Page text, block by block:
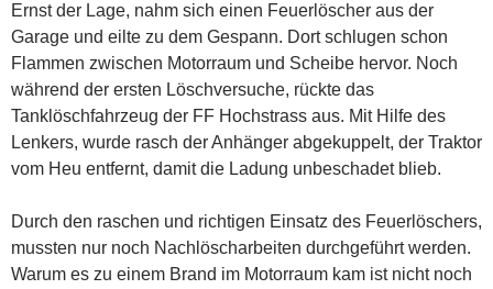
Ernst der Lage, nahm sich einen Feuerlöscher aus der
Garage und eilte zu dem Gespann. Dort schlugen schon
Flammen zwischen Motorraum und Scheibe hervor. Noch
während der ersten Löschversuche, rückte das
Tanklöschfahrzeug der FF Hochstrass aus. Mit Hilfe des
Lenkers, wurde rasch der Anhänger abgekuppelt, der Traktor
vom Heu entfernt, damit die Ladung unbeschadet blieb.
Durch den raschen und richtigen Einsatz des Feuerlöschers,
mussten nur noch Nachlöscharbeiten durchgeführt werden.
Warum es zu einem Brand im Motorraum kam ist nicht noch